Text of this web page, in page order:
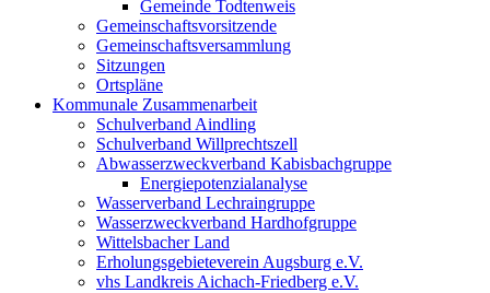
Gemeinde Todtenweis
Gemeinschaftsvorsitzende
Gemeinschaftsversammlung
Sitzungen
Ortspläne
Kommunale Zusammenarbeit
Schulverband Aindling
Schulverband Willprechtszell
Abwasserzweckverband Kabisbachgruppe
Energiepotenzialanalyse
Wasserverband Lechraingruppe
Wasserzweckverband Hardhofgruppe
Wittelsbacher Land
Erholungsgebieteverein Augsburg e.V.
vhs Landkreis Aichach-Friedberg e.V.